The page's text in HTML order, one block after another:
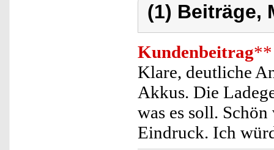
(1) Beiträge,
Kundenbeitrag**
Klare, deutliche
Akkus. Die
was es soll.
Eindruck. Ich